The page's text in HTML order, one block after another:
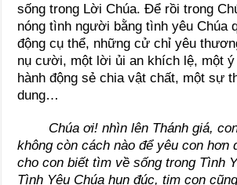
sống trong Lời Chúa. Để rồi trong
nóng tình người bằng tình yêu Chúa
động cụ thể, những cử chỉ yêu
nụ cười, một lời ủi an khích lệ, một
hành động sẻ chia vật chất, một sự
dung…
Chúa ơi! nhìn lên Thánh giá, con
không còn cách nào để yêu con hơn
cho con biết tìm về sống trong Tình
Tình Yêu Chúa hun đúc, tim con